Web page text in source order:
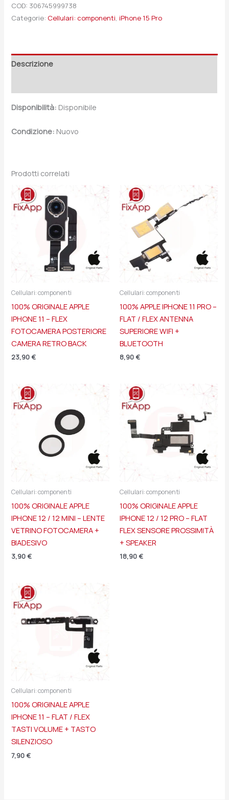
COD: 306745999738
Categorie: Cellulari: componenti,iPhone 15 Pro
Descrizione
Disponibilità: Disponibile
Condizione: Nuovo
Prodotti correlati
Cellulari: componenti
100% ORIGINALE APPLE
IPHONE 11 – FLEX
FOTOCAMERA POSTERIORE
CAMERA RETRO BACK
23,90 €
Cellulari: componenti
100% APPLE IPHONE 11 PRO –
FLAT / FLEX ANTENNA
SUPERIORE WIFI +
BLUETOOTH
8,90 €
Cellulari: componenti
100% ORIGINALE APPLE
IPHONE 12 / 12 MINI – LENTE
VETRINO FOTOCAMERA +
BIADESIVO
3,90 €
Cellulari: componenti
100% ORIGINALE APPLE
IPHONE 12 / 12 PRO – FLAT
FLEX SENSORE PROSSIMITÀ
+ SPEAKER
18,90 €
Cellulari: componenti
100% ORIGINALE APPLE
IPHONE 11 – FLAT / FLEX
TASTI VOLUME + TASTO
SILENZIOSO
7,90 €